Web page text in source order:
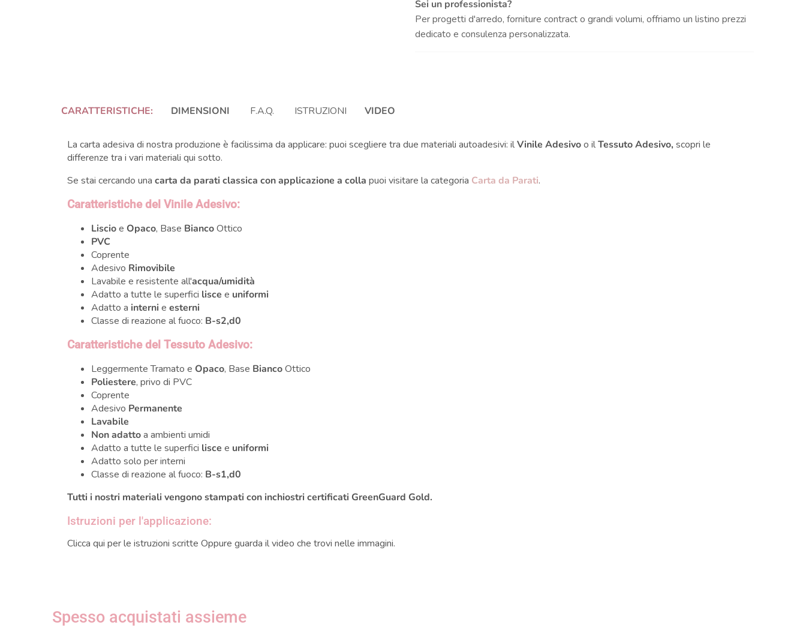
Sei un professionista?
Per progetti d'arredo, forniture contract o grandi volumi, offriamo un listino prezzi
dedicato e consulenza personalizzata.
CARATTERISTICHE: DIMENSIONI F.A.Q. ISTRUZIONI VIDEO
La carta adesiva di nostra produzione è facilissima da applicare: puoi scegliere tra due materiali autoadesivi: ilVinile Adesivoo ilTessuto Adesivo,scopri le
differenze tra i vari materiali qui sotto.
Se stai cercando unacarta da parati classica con applicazione a colla puoi visitare la categoria Carta da Parati.
Caratteristiche del Vinile Adesivo:
Liscioe Opaco, Base BiancoOttico
PVC
Coprente
Adesivo Rimovibile
Lavabile e resistente all'acqua/umidità
Adatto a tutte le superfici lisce e uniformi
Adatto a internie esterni
Classe di reazione al fuoco: B-s2,d0
Caratteristiche del Tessuto Adesivo:
Leggermente Tramato e Opaco, Base BiancoOttico
Poliestere, privo di PVC
Coprente
Adesivo Permanente
Lavabile
Non adattoa ambienti umidi
Adatto a tutte le superfici lisce e uniformi
Adatto solo per interni
Classe di reazione al fuoco: B-s1,d0
Tutti i nostri materiali vengono stampati con inchiostri certificati GreenGuard Gold.
Istruzioni per l'applicazione:
Clicca qui per leistruzioni scritte Oppure guarda ilvideo che trovi nelle immagini.
Spesso acquistati assieme